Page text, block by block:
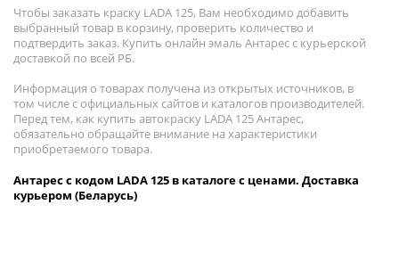
Чтобы заказать краску LADA 125, Вам необходимо добавить
выбранный товар в корзину, проверить количество и
подтвердить заказ. Купить онлайн эмаль Антарес с курьерской
доставкой по всей РБ.
Информация о товарах получена из открытых источников, в
том числе с официальных сайтов и каталогов производителей.
Перед тем, как купить автокраску LADA 125 Антарес,
обязательно обращайте внимание на характеристики
приобретаемого товара.
Антарес с кодом LADA 125 в каталоге с ценами. Доставка
курьером (Беларусь)